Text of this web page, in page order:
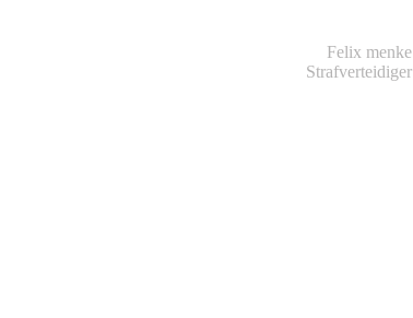
Felix menke
Strafverteidiger